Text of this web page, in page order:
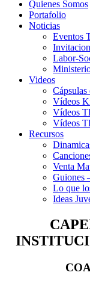
Quienes Somos
Portafolio
Noticias
Eventos
Labor-
Videos
Cápsulas
Vídeos
Vídeos
Vídeos
Recursos
Venta
Guiones
Lo que
Ideas